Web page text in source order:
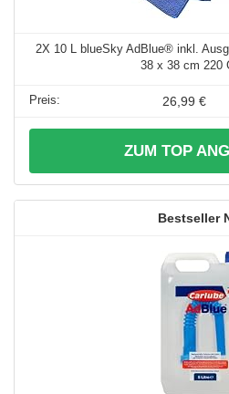
2X 10 L blueSky AdBlue® inkl.
38 x 38 cm 220
26,99 €
ZUM TOP